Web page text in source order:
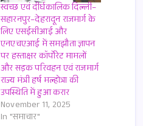
स्वच्छ एवं दीर्घकालिक दिल्ली–
सहारनपुर–देहरादून राजमार्ग के
लिए एसईसीआई और
एनएचएआई में समझौता ज्ञापन
पर हस्ताक्षर कॉर्पोरेट मामलों
और सड़क परिवहन एवं राजमार्ग
राज्य मंत्री हर्ष मल्होत्रा ​​की
उपस्थिति में हुआ करार
November 11, 2025
In "समाचार"